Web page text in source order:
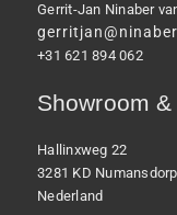
Gerrit-Jan Ninaber
+31 621 894 062
Showroom
Hallinxweg 22
3281 KD Numansdorp
Nederland